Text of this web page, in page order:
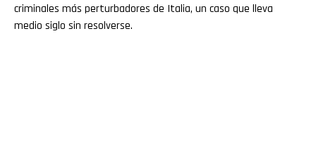
criminales más perturbadores de Italia, un caso que lleva
medio siglo sin resolverse.